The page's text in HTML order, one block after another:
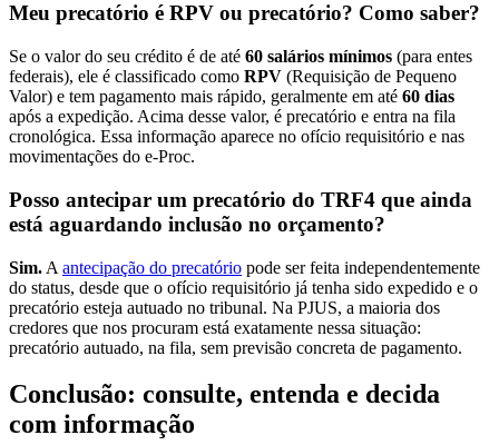
Meu precatório é RPV ou precatório? Como saber?
Se o valor do seu crédito é de até 60 salários mínimos (para entes
federais), ele é classificado como RPV (Requisição de Pequeno
Valor) e tem pagamento mais rápido, geralmente em até 60 dias
após a expedição. Acima desse valor, é precatório e entra na fila
cronológica. Essa informação aparece no ofício requisitório e nas
movimentações do e-Proc.
Posso antecipar um precatório do TRF4 que ainda
está aguardando inclusão no orçamento?
Sim. A antecipação do precatório pode ser feita independentemente
do status, desde que o ofício requisitório já tenha sido expedido e o
precatório esteja autuado no tribunal. Na PJUS, a maioria dos
credores que nos procuram está exatamente nessa situação:
precatório autuado, na fila, sem previsão concreta de pagamento.
Conclusão: consulte, entenda e decida
com informação